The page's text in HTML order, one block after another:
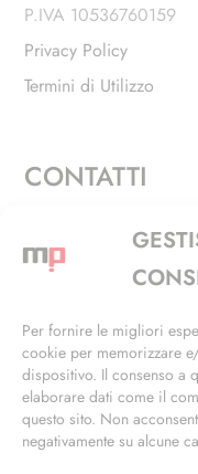
Per fornire le migliori
cookie per memorizzare
dispositivo. Il consenso a
elaborare dati come il
questo sito. Non
negativamente su alcune
P.IVA 10536760159
Privacy Policy
Termini di Utilizzo
CONTATTI
Via Alfieri, 27 -
+39 02 4846
info@masterphil.it